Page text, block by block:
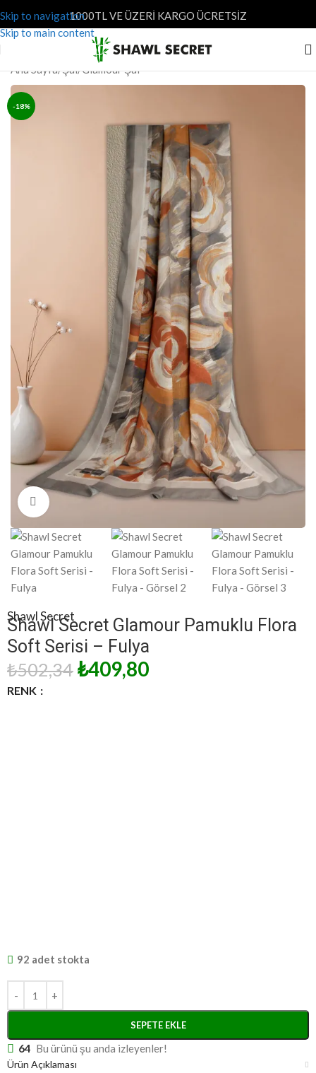
Skip to navigation
Skip to main content
1000TL VE ÜZERİ KARGO ÜCRETSİZ
Ana Sayfa/Şal/Glamour Şal
-18%
Click to enlarge
Shawl Secret
Shawl Secret Glamour Pamuklu Flora
Soft Serisi – Fulya
₺502,34 ₺409,80
RENK
92 adet stokta
SEPETE EKLE
64 Bu ürünü şu anda izleyenler!
Ürün Açıklaması